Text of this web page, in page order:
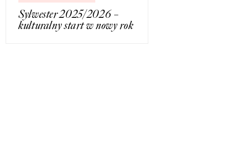
Sylwester 2025/2026 –
kulturalny start w nowy rok